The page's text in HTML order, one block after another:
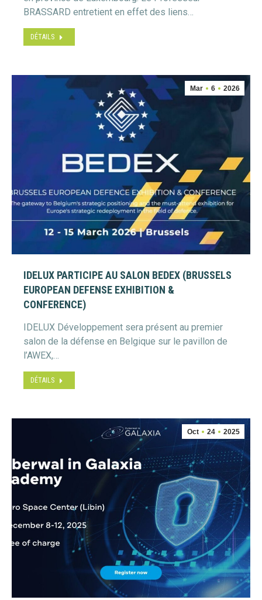
BRASSARD entretient en effet des liens…
DÉTAILS
Mar 6 2026
IDELUX PARTICIPE AU SALON BEDEX (BRUSSELS
EUROPEAN DEFENSE EXHIBITION &
CONFERENCE)
IDELUX Développement sera présent au premier
salon de la défense en Belgique sur le pavillon de
l’AWEX,…
DÉTAILS
Oct 24 2025